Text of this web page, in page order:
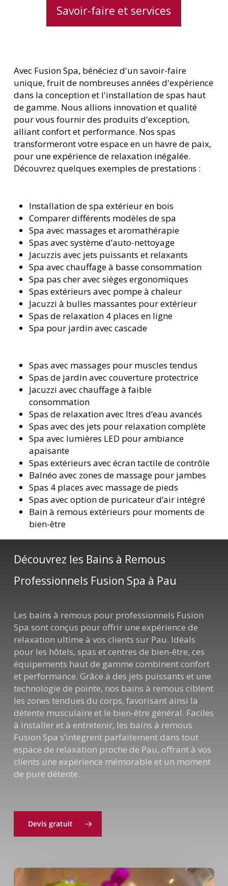
Savoir-faire et services
Avec Fusion Spa, bénéficiez d'un savoir-faire
unique, fruit de nombreuses années d'expérience
dans la conception et l'installation de spas haut
de gamme. Nous allions innovation et qualité
pour vous fournir des produits d'exception,
alliant confort et performance. Nos spas
transformeront votre espace en un havre de paix,
pour une expérience de relaxation inégalée.
Découvrez quelques exemples de prestations :
Installation de spa extérieur en bois
Comparer différents modèles de spa
Spa avec massages et aromathérapie
Spas avec système d’auto-nettoyage
Jacuzzis avec jets puissants et relaxants
Spa avec chauffage à basse consommation
Spa pas cher avec sièges ergonomiques
Spas extérieurs avec pompe à chaleur
Jacuzzi à bulles massantes pour extérieur
Spas de relaxation 4 places en ligne
Spa pour jardin avec cascade
Spas avec massages pour muscles tendus
Spas de jardin avec couverture protectrice
Jacuzzi avec chauffage à faible
consommation
Spas de relaxation avec filtres d’eau avancés
Spas avec des jets pour relaxation complète
Spa avec lumières LED pour ambiance
apaisante
Spas extérieurs avec écran tactile de contrôle
Balnéo avec zones de massage pour jambes
Spas 4 places avec massage de pieds
Spas avec option de purificateur d’air intégré
Bain à remous extérieurs pour moments de
bien-être
Découvrez les Bains à Remous
Professionnels Fusion Spa à Pau
Les bains à remous pour professionnels Fusion
Spa sont conçus pour offrir une expérience de
relaxation ultime à vos clients sur Pau. Idéals
pour les hôtels, spas et centres de bien-être, ces
équipements haut de gamme combinent confort
et performance. Grâce à des jets puissants et une
technologie de pointe, nos bains à remous ciblent
les zones tendues du corps, favorisant ainsi la
détente musculaire et le bien-être général. Faciles
à installer et à entretenir, les bains à remous
Fusion Spa s’intègrent parfaitement dans tout
espace de relaxation proche de Pau, offrant à vos
clients une expérience mémorable et un moment
de pure détente.
Devis gratuit